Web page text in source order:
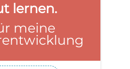
lernen.
meine